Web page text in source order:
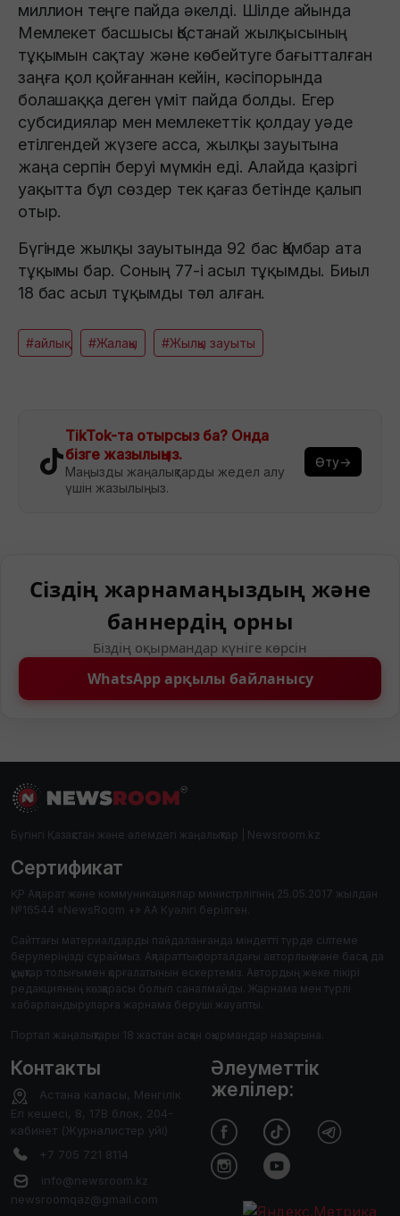
миллион теңге пайда әкелді. Шілде айында
Мемлекет басшысы Қостанай жылқысының
тұқымын сақтау және көбейтуге бағытталған
заңға қол қойғаннан кейін, кәсіпорында
болашаққа деген үміт пайда болды. Егер
субсидиялар мен мемлекеттік қолдау уәде
етілгендей жүзеге асса, жылқы зауытына
жаңа серпін беруі мүмкін еді. Алайда қазіргі
уақытта бұл сөздер тек қағаз бетінде қалып
отыр.
Бүгінде жылқы зауытында 92 бас Қамбар ата
тұқымы бар. Соның 77-і асыл тұқымды. Биыл
18 бас асыл тұқымды төл алған.
#айлық #Жалақы #Жылқы зауыты
TikTok-та отырсыз ба? Онда
бізге жазылыңыз.
Маңызды жаңалықтарды жедел алу
үшін жазылыңыз.
Өту→
Сіздің жарнамаңыздың және
баннердің орны
Біздің оқырмандар күніге көрсін
WhatsApp арқылы байланысу
Бүгінгі Қазақстан және әлемдегі жаңалықтар | Newsroom.kz
Сертификат
ҚР Ақпарат және коммуникациялар министрлігінің 25.05.2017 жылдан
№16544 «NewsRoom +» АА Куәлігі берілген.
Сайттағы материалдарды пайдаланғанда міндетті түрде сілтеме
берулеріңізді сұраймыз. Ақпараттық порталдағы авторлық және басқа да
құқықтар толығымен қорғалатынын ескертеміз. Автордың жеке пікірі
редакцияның көзқарасы болып саналмайды. Жарнама мен түрлі
хабарландыруларға жарнама беруші жауапты.
Портал жаңалықтары 18 жастан асқан оқырмандар назарына.
Контакты
Астана каласы, Менгілік
Ел кешесі, 8, 17В блок, 204-
кабинет (Журналистер уйі)
+7 705 721 8114
info@newsroom.kz
newsroomqaz@gmail.com
Әлеуметтік
желілер: